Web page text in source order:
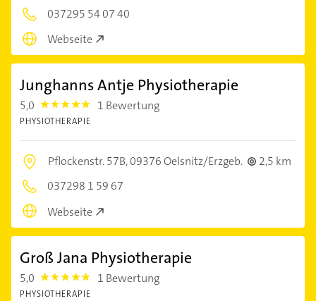
037295 54 07 40
Webseite
Junghanns Antje Physiotherapie
5,0 5.0 1 Bewertung
PHYSIOTHERAPIE
Pflockenstr. 57B,09376 Oelsnitz/Erzgeb.
2,5 km
037298 1 59 67
Webseite
Groß Jana Physiotherapie
5,0 5.0 1 Bewertung
PHYSIOTHERAPIE